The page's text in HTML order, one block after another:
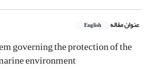
عنوان مقاله English
governing the protection of the
environment